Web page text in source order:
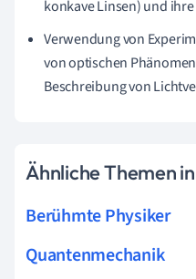
konkave Linsen) und
Verwendung von
von optischen
Beschreibung von
Ähnliche Themen
Berühmte Physiker
Quantenmechanik